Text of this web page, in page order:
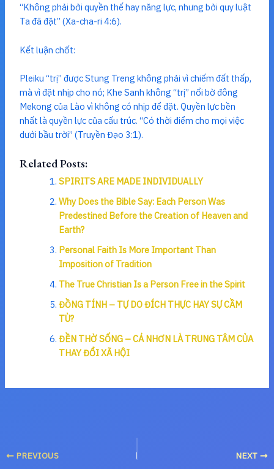
“Không phải bởi quyền thế hay năng lực, nhưng bởi quy luật
Ta đã đặt” (Xa-cha-ri 4:6).
Kết luận chốt:
Pleiku “trị” được Stung Treng không phải vì chiếm đất thấp,
mà vì đặt nhịp cho nó; Khe Sanh không “trị” nổi bờ đông
Mekong của Lào vì không có nhịp để đặt. Quyền lực bền
nhất là quyền lực của cấu trúc. “Có thời điểm cho mọi việc
dưới bầu trời” (Truyền Đạo 3:1).
Related Posts:
SPIRITS ARE MADE INDIVIDUALLY
Why Does the Bible Say: Each Person Was
Predestined Before the Creation of Heaven and
Earth?
Personal Faith Is More Important Than
Imposition of Tradition
The True Christian Is a Person Free in the Spirit
ĐỒNG TÍNH – TỰ DO ĐÍCH THỰC HAY SỰ CẦM
TÙ?
ĐỀN THỜ SỐNG – CÁ NHƠN LÀ TRUNG TÂM CỦA
THAY ĐỔI XÃ HỘI
PREVIOUS NEXT